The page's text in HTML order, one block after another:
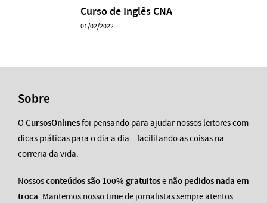
Curso de Inglês CNA
01/02/2022
Sobre
OCursosOnlinesfoi pensando para ajudar nossos leitores com
dicas práticas para o dia a dia – facilitando as coisas na
correria da vida.
Nossosconteúdos são 100% gratuitose não pedidos nada em
troca. Mantemos nosso time de jornalistas sempre atentos